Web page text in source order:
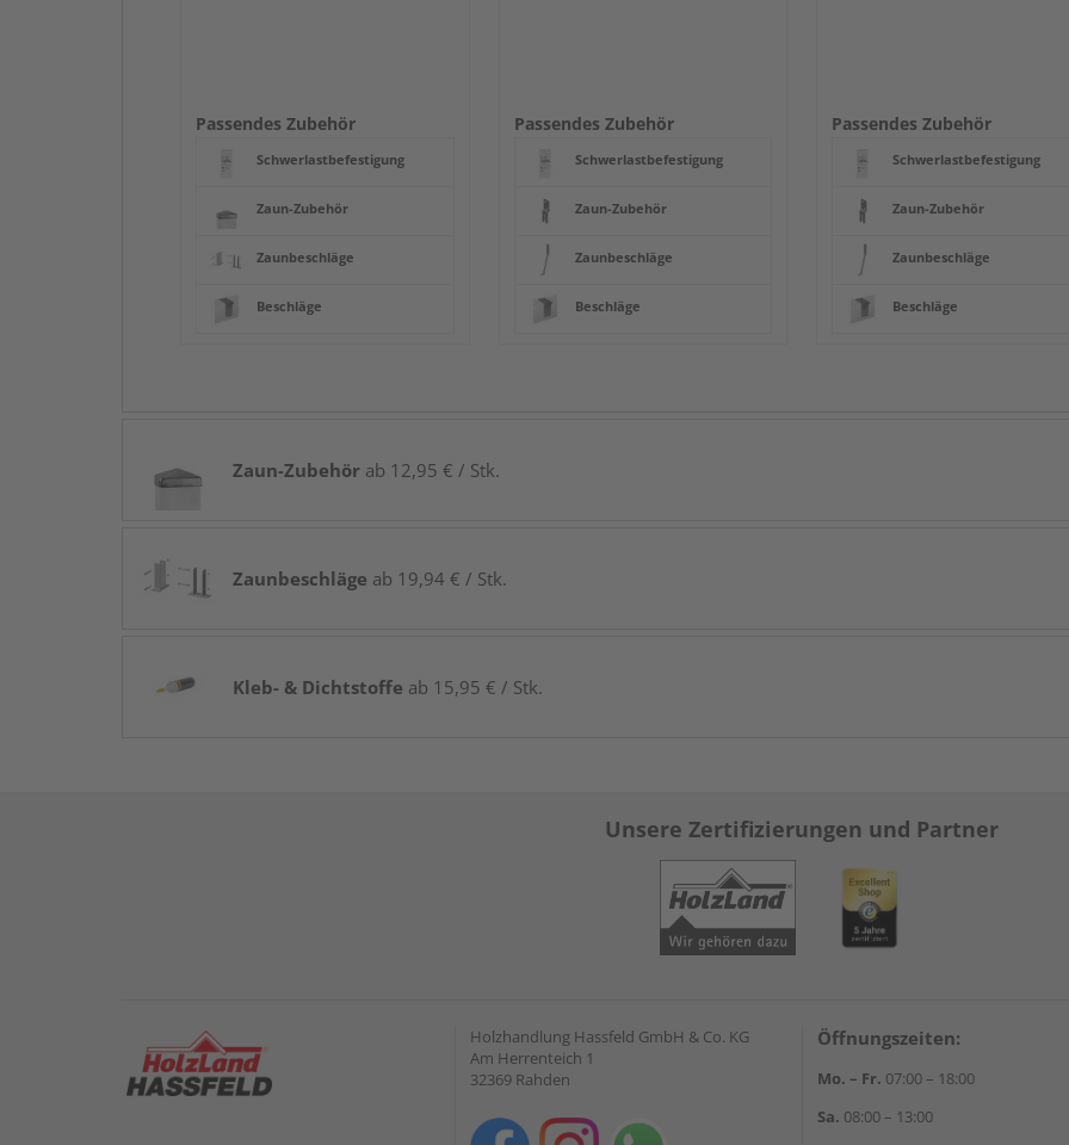
Passendes Zubehör
Schwerlastbefestigung
Zaun-Zubehör
Zaunbeschläge
Beschläge
Passendes Zubehör
Schwerlastbefestigung
Zaun-Zubehör
Zaunbeschläge
Beschläge
Passendes Zubehör
Schwerlastbefestigung
Zaun-Zubehör
Zaunbeschläge
Beschläge
Zaun-Zubehör ab 12,95 € / Stk.
Zaunbeschläge ab 19,94 € / Stk.
Kleb- & Dichtstoffe ab 15,95 € / Stk.
Unsere Zertifizierungen und Partner
Holzhandlung Hassfeld GmbH & Co. KG
Am Herrenteich 1
32369 Rahden
Öffnungszeiten:
Mo. – Fr. 07:00 – 18:00
Sa. 08:00 – 13:00